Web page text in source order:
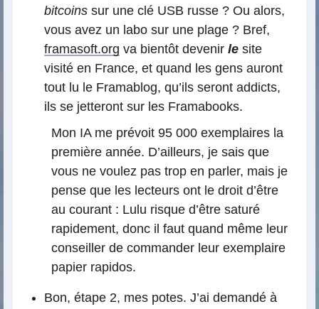
bitcoins sur une clé USB russe ? Ou alors,
vous avez un labo sur une plage ? Bref,
framasoft.org va bientôt devenir le site
visité en France, et quand les gens auront
tout lu le Framablog, qu’ils seront addicts,
ils se jetteront sur les Framabooks.
Mon IA me prévoit 95 000 exemplaires la
première année. D’ailleurs, je sais que
vous ne voulez pas trop en parler, mais je
pense que les lecteurs ont le droit d’être
au courant : Lulu risque d’être saturé
rapidement, donc il faut quand même leur
conseiller de commander leur exemplaire
papier rapidos.
Bon, étape 2, mes potes. J’ai demandé à